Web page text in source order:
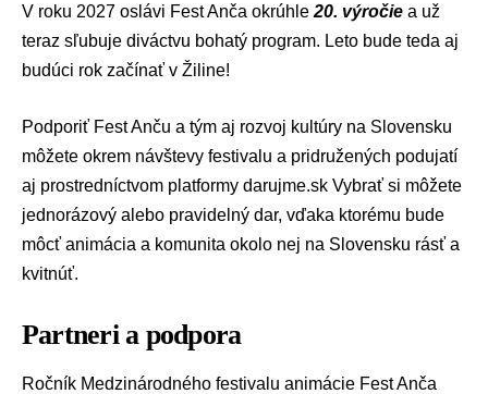
V roku 2027 oslávi Fest Anča okrúhle 20. výročie a už
teraz sľubuje diváctvu bohatý program. Leto bude teda aj
budúci rok začínať v Žiline!
Podporiť Fest Anču a tým aj rozvoj kultúry na Slovensku
môžete okrem návštevy festivalu a pridružených podujatí
aj prostredníctvom platformy darujme.sk Vybrať si môžete
jednorázový alebo pravidelný dar, vďaka ktorému bude
môcť animácia a komunita okolo nej na Slovensku rásť a
kvitnúť.
Partneri a podpora
Ročník Medzinárodného festivalu animácie Fest Anča